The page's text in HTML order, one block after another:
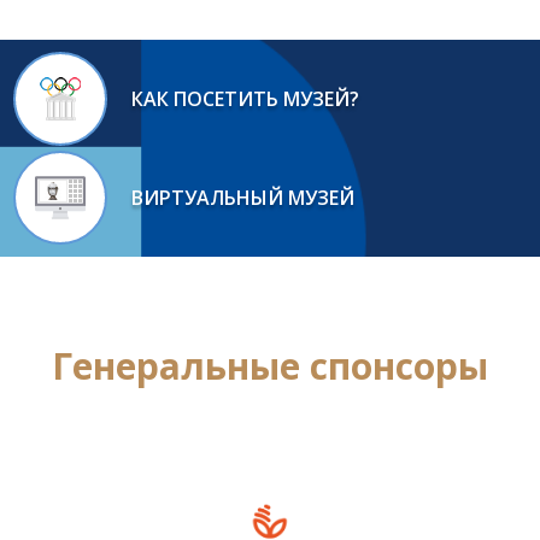
КАК ПОСЕТИТЬ МУЗЕЙ?
ВИРТУАЛЬНЫЙ МУЗЕЙ
Генеральные спонсоры